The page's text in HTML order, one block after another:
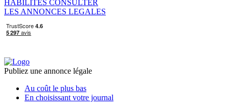
HABILITES CONSULTER
LES ANNONCES LEGALES
Publiez une annonce légale
Au coût le plus bas
En choisissant votre journal